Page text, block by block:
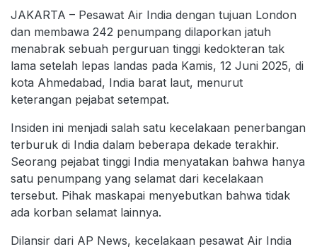
JAKARTA – Pesawat Air India dengan tujuan London
dan membawa 242 penumpang dilaporkan jatuh
menabrak sebuah perguruan tinggi kedokteran tak
lama setelah lepas landas pada Kamis, 12 Juni 2025, di
kota Ahmedabad, India barat laut, menurut
keterangan pejabat setempat.
Insiden ini menjadi salah satu kecelakaan penerbangan
terburuk di India dalam beberapa dekade terakhir.
Seorang pejabat tinggi India menyatakan bahwa hanya
satu penumpang yang selamat dari kecelakaan
tersebut. Pihak maskapai menyebutkan bahwa tidak
ada korban selamat lainnya.
Dilansir dari AP News, kecelakaan pesawat Air India